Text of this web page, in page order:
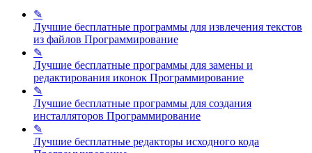
✎
Лучшие бесплатные программы для извлечения текстов
из файлов Программирование
✎
Лучшие бесплатные программы для замены и
редактирования иконок Программирование
✎
Лучшие бесплатные программы для создания
инсталляторов Программирование
✎
Лучшие бесплатные редакторы исходного кода